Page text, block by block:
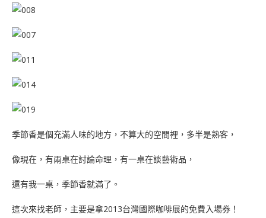
季節香是個充滿人味的地方，不算大的空間裡，多半是熟客，
像現在，有兩桌在討論命理，有一桌在談藝術品，
還有我一桌，季節香就滿了。
這次來找老師，主要是拿2013台灣國際咖啡展的免費入場券！